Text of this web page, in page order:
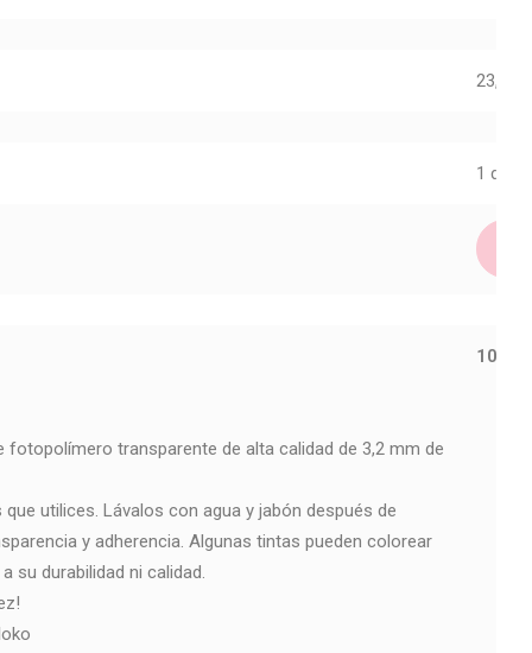
23,95
1
transparente de alta calidad de 3,2 mm de
utilices. Lávalos con agua y jabón después de
y adherencia. Algunas tintas pueden colorear
su durabilidad ni calidad.
10777